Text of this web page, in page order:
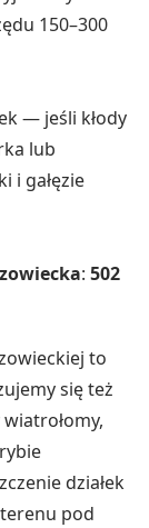
150–300
— jeśli kłody
lub
i gałęzie
: 502
to
się też
działek
pod